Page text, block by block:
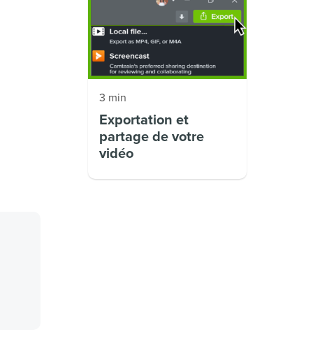
3 min
Exportation et
partage de votre
vidéo